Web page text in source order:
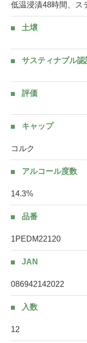
低温浸漬48時間、ス
土壌
サスティナブル認
評価
キャップ
コルク
アルコール度数
14.3%
品番
1PEDM22120
JAN
086942142022
入数
12